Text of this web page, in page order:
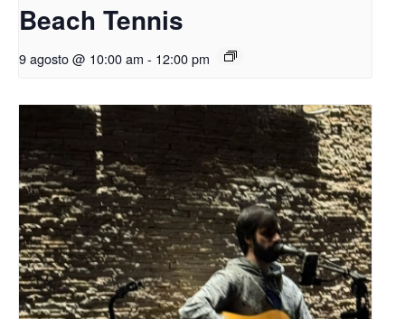
Beach Tennis
9 agosto @ 10:00 am - 12:00 pm